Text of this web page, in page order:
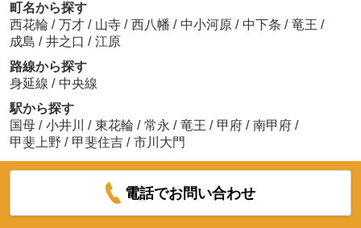
町名から探す
西花輪 / 万才 / 山寺 / 西八幡 / 中小河原 / 中下条 / 竜王 /
成島 / 井之口 / 江原
路線から探す
身延線 / 中央線
駅から探す
国母 / 小井川 / 東花輪 / 常永 / 竜王 / 甲府 / 南甲府 /
甲斐上野 / 甲斐住吉 / 市川大門
電話でお問い合わせ